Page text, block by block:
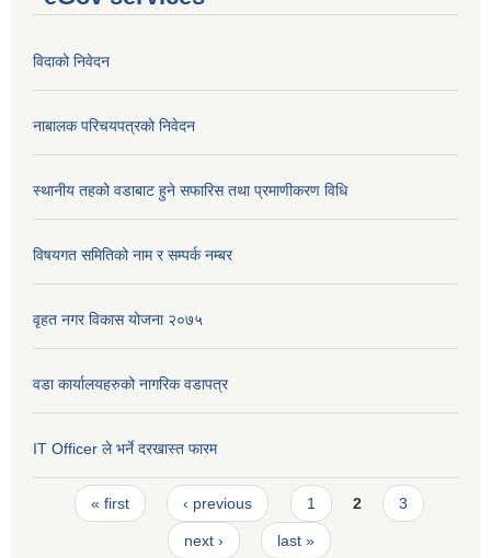
विदाको निवेदन
नाबालक परिचयपत्रकाे निवेदन
स्थानीय तहको वडाबाट हुने सफारिस तथा प्रमाणीकरण विधि
विषयगत समितिको नाम र सम्पर्क नम्बर
वृहत नगर विकास योजना २०७५
वडा कार्यालयहरुको नागरिक वडापत्र
IT Officer ले भर्ने दरखास्त फारम
Pages
« first ‹ previous 1 2 3
next › last »